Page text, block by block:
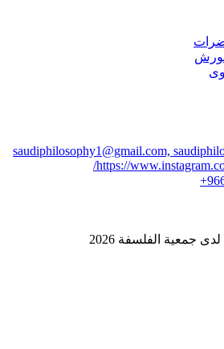
saudiphilosophy1@gmail.com,
https://
الفلسفة 2026